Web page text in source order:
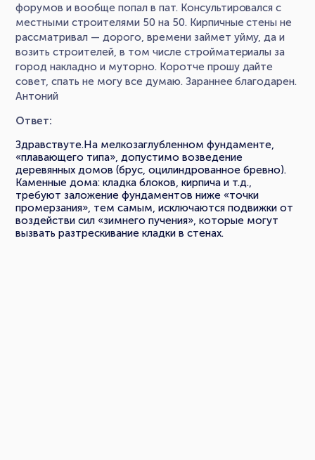
форумов и вообще попал в пат. Консультировался с
местными строителями 50 на 50. Кирпичные стены не
рассматривал — дорого, времени займет уйму, да и
возить строителей, в том числе стройматериалы за
город накладно и муторно. Коротче прошу дайте
совет, спать не могу все думаю. Зараннее благодарен.
Антоний
Ответ:
Здравствуте.На мелкозаглубленном фундаменте,
«плавающего типа», допустимо возведение
деревянных домов (брус, оцилиндрованное бревно).
Каменные дома: кладка блоков, кирпича и т.д.,
требуют заложение фундаментов ниже «точки
промерзания», тем самым, исключаются подвижки от
воздействи сил «зимнего пучения», которые могут
вызвать разтрескивание кладки в стенах.